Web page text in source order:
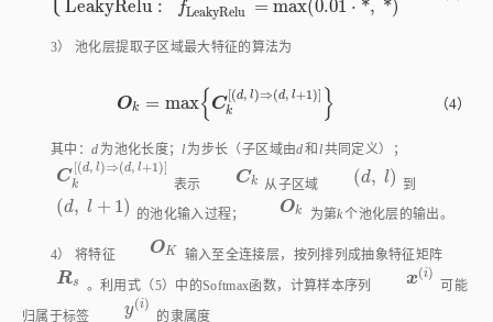
3） 池化层提取子区域最大特征的算法为
Ok { Ck }
O k= maxCk [(d, l)⇒(d, l+1)] （4）
其中： 为池化长度； 为步长（子区域由 和 共同定义）；
C
( d , l) ⇒(d, l+1)]
k
Ck[(d, l)⇒(d, l+ )
表示 Ck
Ck 从子区域 ( d, l)
(d , ) 到
( d l + 1 )
(d , + ) 的池化输入过程； Ok
Ok 为第 个池化层的输出。
4） 将特征 OK
OK 输入至全连接层，按列排列成抽象特征矩阵
Rs
Rs 。利用 式（5） 中的Softmax函数，计算样本序列
(i)
(i) 可能
归属于标签
(
(i) 的隶属度